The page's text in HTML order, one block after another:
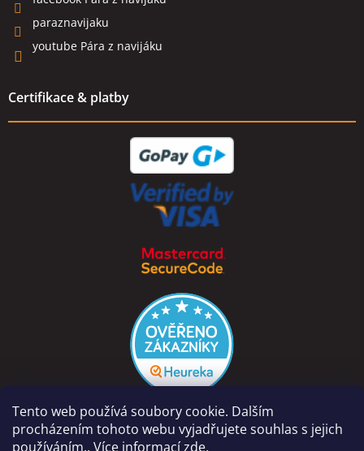
Tento web používá soubory cookie. Dalším
procházením tohoto webu vyjadřujete souhlas s jejich
používáním.. Více informacízde.
paraznavijaku
youtube Pára z navijáku
Certifikace & platby